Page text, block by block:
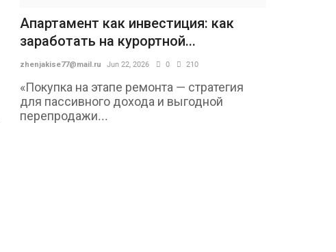
Апартамент как инвестиция: как
заработать на курортной...
zhenjakise77@mail.ru Jun 22, 2026 0 210
«Покупка на этапе ремонта — стратегия
для пассивного дохода и выгодной
перепродажи...